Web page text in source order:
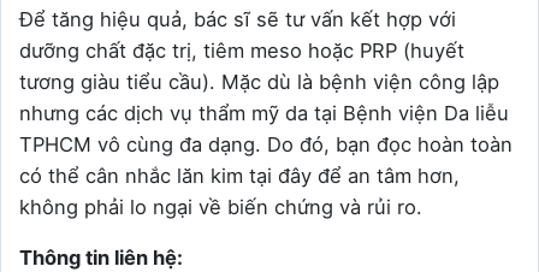
Để tăng hiệu quả, bác sĩ sẽ tư vấn kết hợp với
dưỡng chất đặc trị, tiêm meso hoặc PRP (huyết
tương giàu tiểu cầu). Mặc dù là bệnh viện công lập
nhưng các dịch vụ thẩm mỹ da tại Bệnh viện Da liễu
TPHCM vô cùng đa dạng. Do đó, bạn đọc hoàn toàn
có thể cân nhắc lăn kim tại đây để an tâm hơn,
không phải lo ngại về biến chứng và rủi ro.
Thông tin liên hệ: